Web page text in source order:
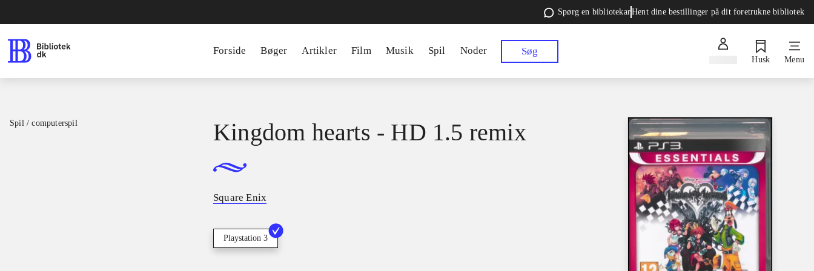
Spørg en bibliotekarHent dine bestillinger på dit foretrukne bibliotek
Forside Bøger Artikler Film Musik Spil Noder Søg
Husk Menu
Spil / computerspil Kingdom hearts - HD 1.5 remix
Square Enix
Playstation 3